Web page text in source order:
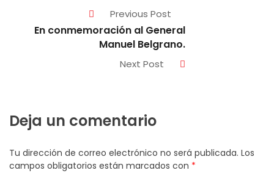
Previous Post
En conmemoración al General
Manuel Belgrano.
Next Post
Deja un comentario
Tu dirección de correo electrónico no será publicada. Los
campos obligatorios están marcados con *